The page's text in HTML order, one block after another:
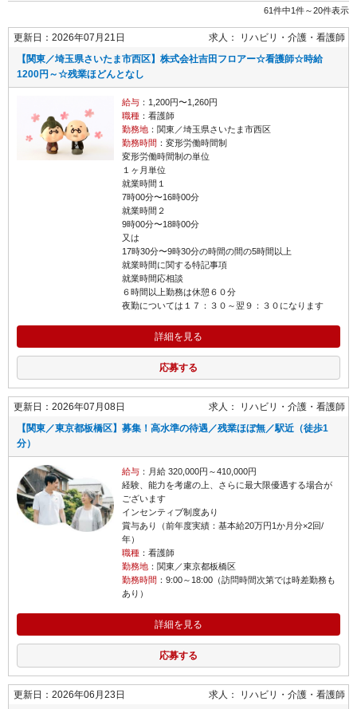
61件中1件～20件表示
更新日：2026年07月21日 求人： リハビリ・介護
看護師
【関東／埼玉県さいたま市西区】株式会社吉田フロアー☆看護師☆時給
1200円～☆残業ほどんとなし
給与：1,200円〜1,260円
職種：看護師
勤務地：関東／埼玉県さいたま市西区
勤務時間 ：変形労働時間制
変形労働時間制の単位
１ヶ月単位
就業時間１
7時00分〜16時00分
就業時間２
9時00分〜18時00分
又は
17時30分〜9時30分の時間の間の5時間以上
就業時間に関する特記事項
就業時間応相談
６時間以上勤務は休憩６０分
夜勤については１７：３０～翌９：３０になります
詳細を見る
応募する
更新日：2026年07月08日 求人： リハビリ・介護
看護師
【関東／東京都板橋区】募集！高水準の待遇／残業ほぼ無／駅近（徒歩1
分）
給与：月給 320,000円～410,000円
経験、能力を考慮の上、さらに最大限優遇する場合が
ございます
インセンティブ制度あり
賞与あり（前年度実績：基本給20万円1か月分×2回/
年）
職種：看護師
勤務地：関東／東京都板橋区
勤務時間 ：9:00～18:00（訪問時間次第では時差勤務も
あり）
詳細を見る
応募する
更新日：2026年06月23日 求人： リハビリ・介護
看護師